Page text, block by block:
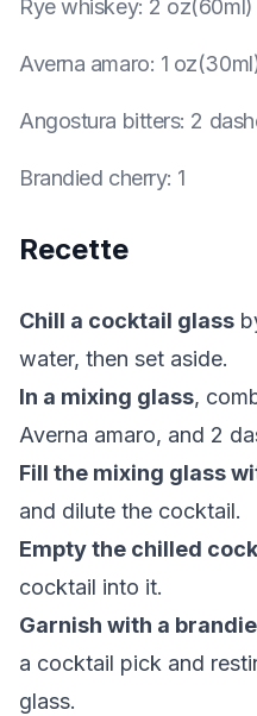
Rye whiskey: 2 oz(60ml)
Averna amaro: 1
Angostura bitters: 2
Brandied cherry: 1
Recette
Chill a cocktail glass
water, then set aside.
In a mixing glass,
Averna amaro, and 2
Fill the mixing glass
and dilute the cocktail.
Empty the chilled
cocktail into it.
Garnish with a
a cocktail pick and
glass.